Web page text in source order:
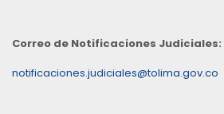
Correo de Notificaciones Judiciales:
notificaciones.judiciales@tolima.gov.co